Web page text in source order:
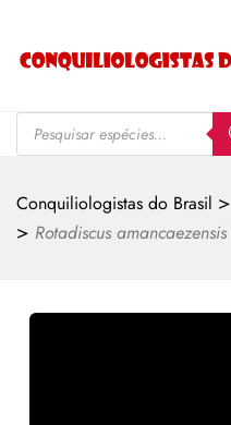
Conquiliologistas do Brasil >
> Rotadiscus amancaezensis